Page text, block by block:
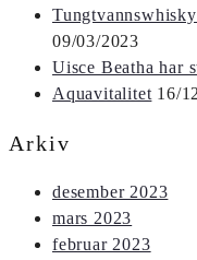
09/03/2023
Uisce Beatha har
Aquavitalitet 16/
Arkiv
desember 2023
mars 2023
februar 2023